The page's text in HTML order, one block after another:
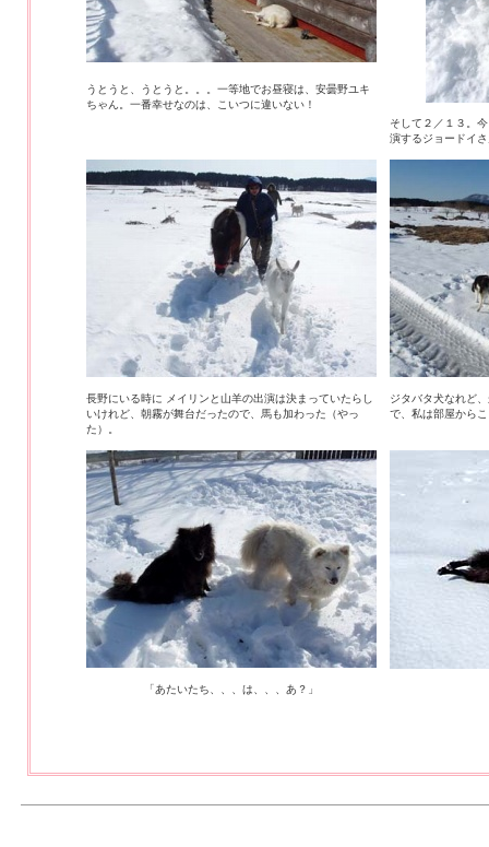
うとうと、うとうと。。。一等地でお昼寝は、安曇野ユキ
ちゃん。一番幸せなのは、こいつに違いない！
そして２／１３。
演するジョードイ
長野にいる時に メイリンと山羊の出演は決まっていたらし
いけれど、朝霧が舞台だったので、馬も加わった（やっ
た）。
ジタバタ犬なれど
で、私は部屋から
「あたいたち、、、は、、、あ？」